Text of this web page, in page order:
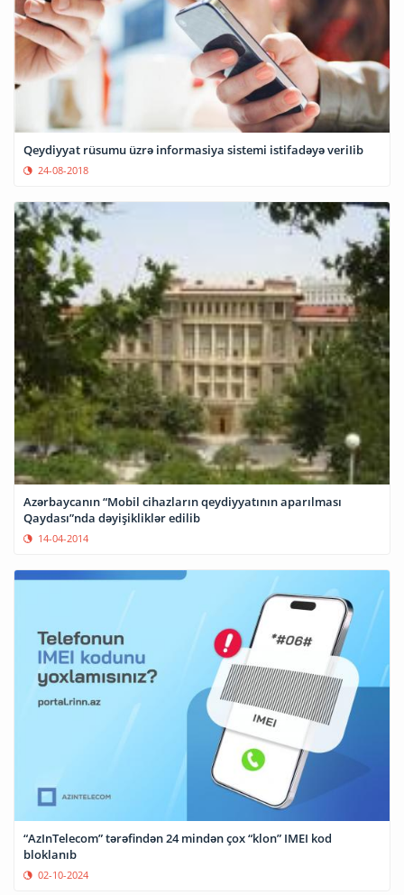
Qeydiyyat rüsumu üzrə informasiya sistemi istifadəyə veriIib
24-08-2018
Azərbaycanın “Mobil cihazların qeydiyyatının aparılması
Qaydası”nda dəyişikliklər edilib
14-04-2014
“AzInTelecom” tərəfindən 24 mindən çox “klon” IMEI kod
bloklanıb
02-10-2024